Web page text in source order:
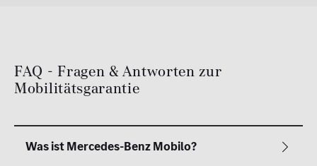
FAQ - Fragen & Antworten zur
Mobilitätsgarantie